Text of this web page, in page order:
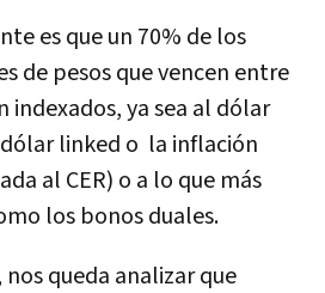
es que un 70% de los
de pesos que vencen entre
indexados, ya sea al dólar
linked o la inflación
al CER) o a lo que más
los bonos duales.
queda analizar que